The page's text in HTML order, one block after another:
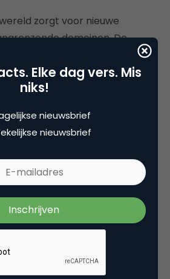
zorgt voor nieuwe
domeinen. De
steeds heviger. Wie kan een
het ecosysteem verwerven?
zullen diegenen zijn die het
maaltijden en
zijn kwetsbaar
zijn nog aan het begin van
uiterst kwetsbaar. Ze hebben
van overnames en
Elke dag vers. Mis
niks!
nieuwsbrief
nieuwsbrief